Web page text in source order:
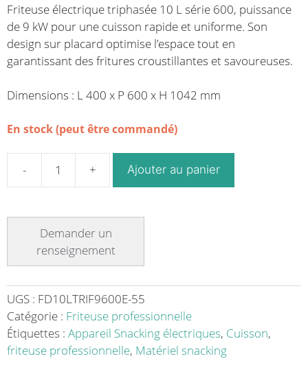
Friteuse électrique triphasée 10 L série 600, puissance
de 9 kW pour une cuisson rapide et uniforme. Son
design sur placard optimise l’espace tout en
garantissant des fritures croustillantes et savoureuses.
Dimensions : L 400 x P 600 x H 1042 mm
En stock (peut être commandé)
quantité
électrique
10
L
9
kW
série
600
Ajouter au panier
UGS : FD10LTRIF9600E-55
Catégorie : Friteuse professionnelle
Étiquettes : Appareil Snacking électriques, Cuisson,
friteuse professionnelle, Matériel snacking